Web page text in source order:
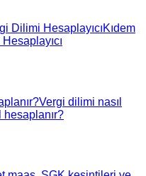
Dilimi HesaplayıcıKıdem
Vergi dilimi nasıl
hesaplanır?